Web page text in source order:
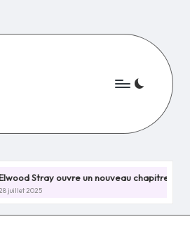
ouvre un nouveau chapitre explosif